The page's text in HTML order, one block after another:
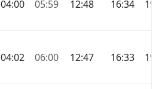
04:00 05:59 12:48 16:34
04:02 06:00 12:47 16:33